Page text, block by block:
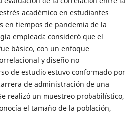
académico en estudiantes
en tiempos de pandemia de la
empleada consideró que el
básico, con un enfoque
y diseño no
de estudio estuvo conformado por
de administración de una
realizó un muestreo probabilístico,
el tamaño de la población,